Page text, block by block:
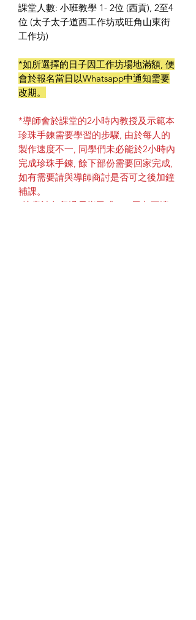
課堂人數: 小班教學 1- 2位 (西貢), 2至4
位 (太子太子道西工作坊或旺角山東街
工作坊)
*如所選擇的日子因工作坊場地滿額, 便
會於報名當日以Whatsapp中通知需要
改期。
*導師會於課堂的2小時內教授及示範本
珍珠手鍊需要學習的步驟, 由於每人的
製作速度不一, 同學們未必能於2小時內
完成珍珠手鍊, 餘下部份需要回家完成,
如有需要請與導師商討是否可之後加鐘
補課。
*注意請勿留過長指甲或GEL甲都不適